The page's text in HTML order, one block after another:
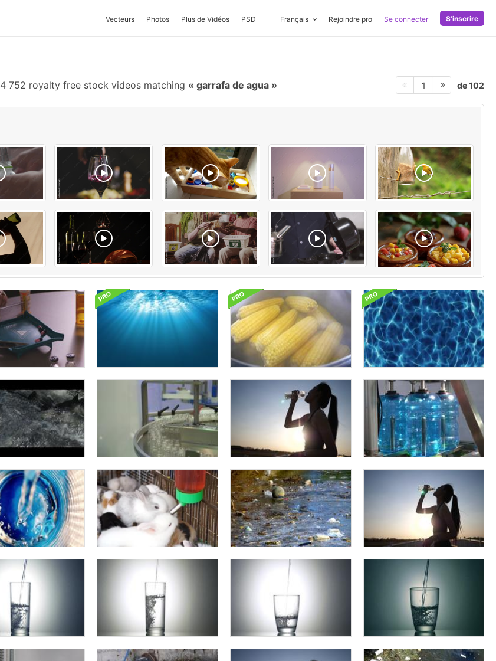
Vecteurs Photos Plus de Vidéos PSD Français Rejoindre pro Se connecter S'inscrire
4 752 royalty free stock videos matching garrafa de agua 1 de 102